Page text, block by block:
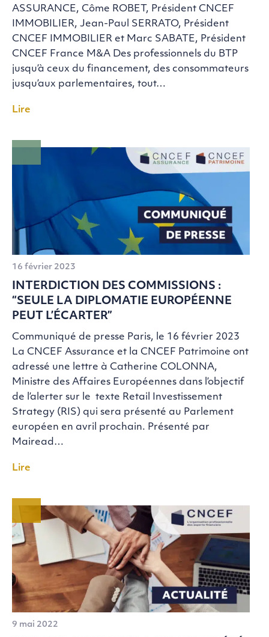
ASSURANCE, Côme ROBET, Président CNCEF
IMMOBILIER, Jean-Paul SERRATO, Président
CNCEF IMMOBILIER et Marc SABATE, Président
CNCEF France M&A Des professionnels du BTP
jusqu’à ceux du financement, des consommateurs
jusqu’aux parlementaires, tout…
Lire
16 février 2023
INTERDICTION DES COMMISSIONS :
“SEULE LA DIPLOMATIE EUROPÉENNE
PEUT L’ÉCARTER”
Communiqué de presse Paris, le 16 février 2023
La CNCEF Assurance et la CNCEF Patrimoine ont
adressé une lettre à Catherine COLONNA,
Ministre des Affaires Européennes dans l’objectif
de l’alerter sur le texte Retail Investissement
Strategy (RIS) qui sera présenté au Parlement
européen en avril prochain. Présenté par
Mairead…
Lire
9 mai 2022